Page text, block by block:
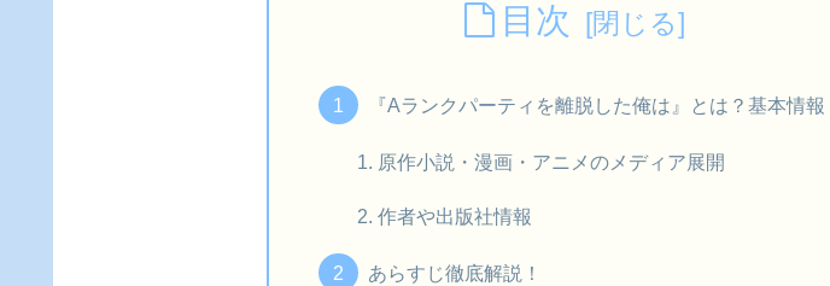
目次
『Aランクパーティを離脱した俺は』とは？基本情報
原作小説・漫画・アニメのメディア展開
作者や出版社情報
あらすじ徹底解説！